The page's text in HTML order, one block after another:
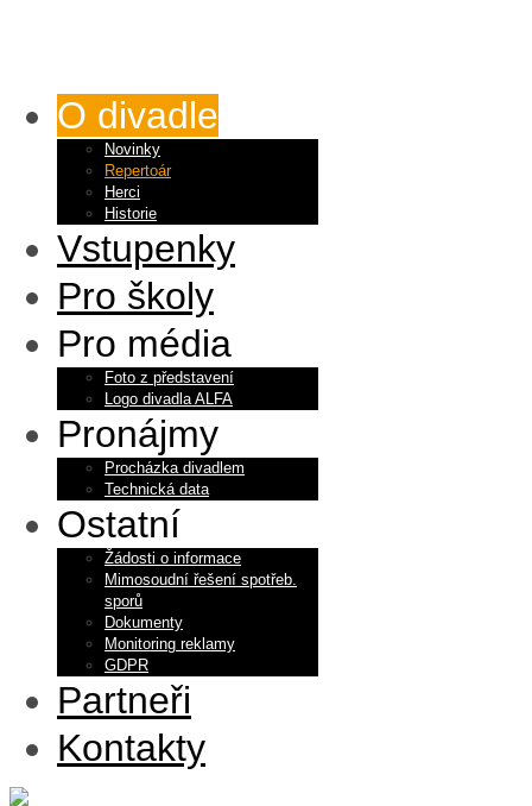
O divadle
Novinky
Repertoár
Herci
Historie
Vstupenky
Pro školy
Pro média
Foto z představení
Logo divadla ALFA
Pronájmy
Procházka divadlem
Technická data
Ostatní
Žádosti o informace
Mimosoudní řešení spotřeb.
sporů
Dokumenty
Monitoring reklamy
GDPR
Partneři
Kontakty